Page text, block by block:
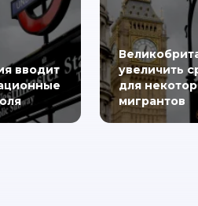
вводит
увеличить
для
мигрантов